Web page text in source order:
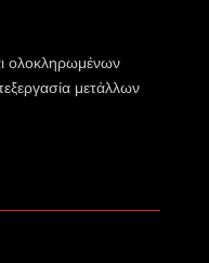
ολοκληρωμένων
μετάλλων